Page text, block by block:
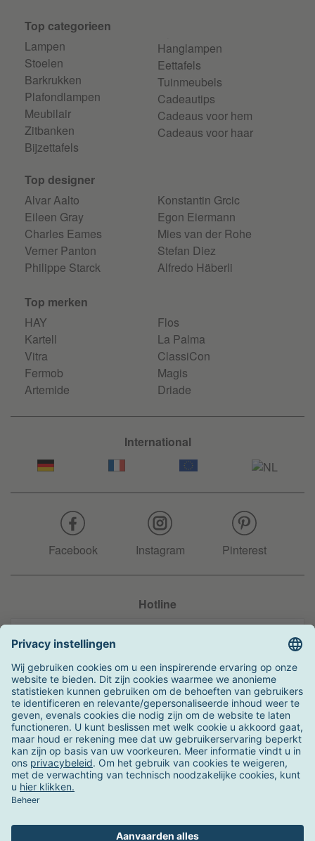
Top categorieen
Lampen
Stoelen
Barkrukken
Plafondlampen
Meubilair
Zitbanken
Bijzettafels
Hanglampen
Eettafels
Tuinmeubels
Cadeautips
Cadeaus voor hem
Cadeaus voor haar
Top designer
Alvar Aalto
Eileen Gray
Charles Eames
Verner Panton
Philippe Starck
Konstantin Grcic
Egon Eiermann
Mies van der Rohe
Stefan Diez
Alfredo Häberli
Top merken
HAY
Kartell
Vitra
Fermob
Artemide
Flos
La Palma
ClassiCon
Magis
Driade
International
Facebook Instagram Pinterest
Hotline
Zo kunt u betalen
Verzending